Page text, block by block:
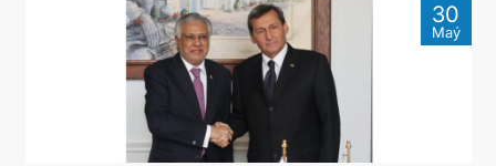
KONSULLYK ÜÇIN NOBAT
KONSULLYK HYZMATLARY
DIM
30
Maý